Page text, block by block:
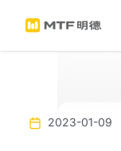
2023-01-09